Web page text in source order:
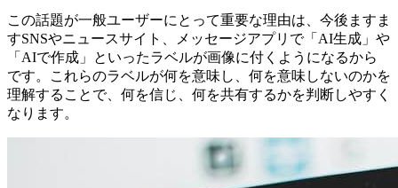
この話題が一般ユーザーにとって重要な理由は、今後ますま
すSNSやニュースサイト、メッセージアプリで「AI生成」や
「AIで作成」といったラベルが画像に付くようになるから
です。これらのラベルが何を意味し、何を意味しないのかを
理解することで、何を信じ、何を共有するかを判断しやすく
なります。